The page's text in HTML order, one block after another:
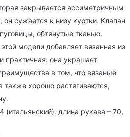
закрывается ассиметричным
сужается к низу куртки. Клапан
обтянутые тканью.
модели добавляет вязанная из
практичная: она украшает
в том, что вязаные
также хорошо растягиваются,
длина рукава – 70,